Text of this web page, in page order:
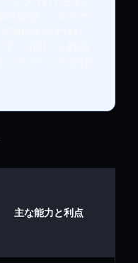
主な能力と利点